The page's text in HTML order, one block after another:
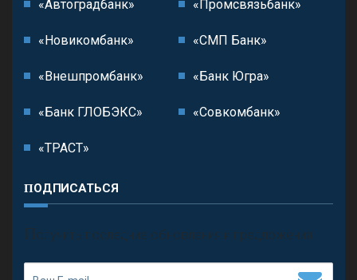
«Автоградбанк» «Промсвязьбанк»
«Новикомбанк» «СМП Банк»
«Внешпромбанк» «Банк Югра»
«Банк ГЛОБЭКС» «Совкомбанк»
«ТРАСТ»
ПОДПИСАТЬСЯ
П олучить последние обновления и предложения.